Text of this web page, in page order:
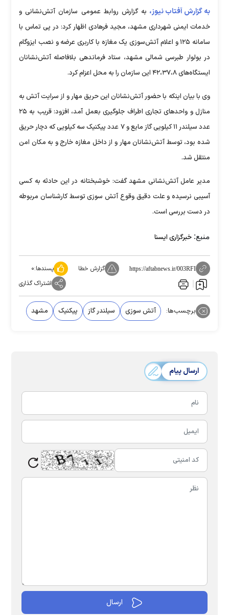
به گزارش آفتاب نیوز، به گزارش روابط عمومی سازمان آتش‌نشانی و
خدمات ایمنی شهرداری مشهد، مجید فرهادی اظهار کرد: در پی تماس با
سامانه ۱۲۵ و اعلام آتش‌سوزی یک مغازه با کاربری عرضه و نصب ایزوگام
در بولوار طبرسی شمالی مشهد، ستاد فرماندهی بلافاصله آتش‌نشانان
ایستگاه‌های ۴۲،۳۷،۸ این سازمان را به محل اعزام کرد.
وی با بیان اینکه با حضور آتش‌نشانان این حریق مهار و از سرایت آتش به
منازل و واحدهای تجاری اطراف جلوگیری بعمل آمد، افزود: قریب به ۲۵
عدد سیلندر ۱۱ کیلویی گاز مایع و ۷ عدد پیکنیک سه کیلویی که دچار حریق
شده بود، توسط آتش‌نشانان مهار و از داخل مغازه خارج و به مکان امن
منتقل شد.
مدیر عامل آتش‌نشانی مشهد گفت: خوشبختانه در این حادثه به کسی
آسیبی نرسیده و علت دقیق وقوع آتش سوزی توسط کارشناسان مربوطه
در دست بررسی است.
منبع: خبرگزاری ایسنا
https://aftabnews.ir/003RFI گزارش خطا پسندها:۰
اشتراک گذاری
برچسب‌ها: آتش سوزی سیلندر گاز پیکنیک مشهد
ارسال پیام